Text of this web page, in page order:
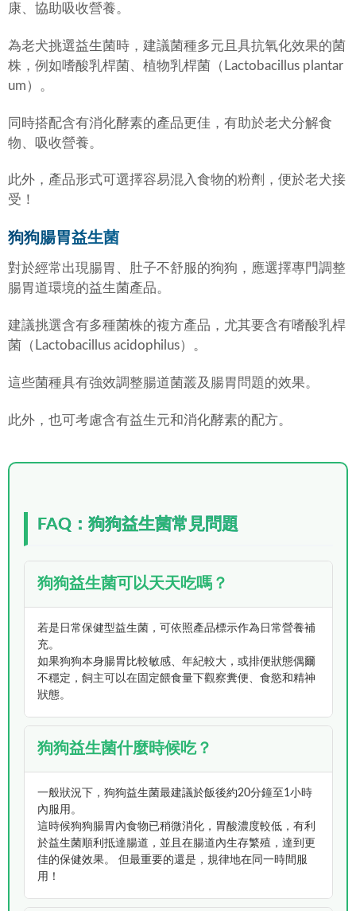
康、協助吸收營養。
為老犬挑選益生菌時，建議菌種多元且具抗氧化效果的菌
株，例如嗜酸乳桿菌、植物乳桿菌（Lactobacillus plantar
um）。
同時搭配含有消化酵素的產品更佳，有助於老犬分解食
物、吸收營養。
此外，產品形式可選擇容易混入食物的粉劑，便於老犬接
受！
狗狗腸胃益生菌
對於經常出現腸胃、肚子不舒服的狗狗，應選擇專門調整
腸胃道環境的益生菌產品。
建議挑選含有多種菌株的複方產品，尤其要含有嗜酸乳桿
菌（Lactobacillus acidophilus）。
這些菌種具有強效調整腸道菌叢及腸胃問題的效果。
此外，也可考慮含有益生元和消化酵素的配方。
FAQ：狗狗益生菌常見問題
狗狗益生菌可以天天吃嗎？
若是日常保健型益生菌，可依照產品標示作為日常營養補
充。
如果狗狗本身腸胃比較敏感、年紀較大，或排便狀態偶爾
不穩定，飼主可以在固定餵食量下觀察糞便、食慾和精神
狀態。
狗狗益生菌什麼時候吃？
一般狀況下，狗狗益生菌最建議於飯後約20分鐘至1小時
內服用。
這時候狗狗腸胃內食物已稍微消化，胃酸濃度較低，有利
於益生菌順利抵達腸道，並且在腸道內生存繁殖，達到更
佳的保健效果。 但最重要的還是，規律地在同一時間服
用！